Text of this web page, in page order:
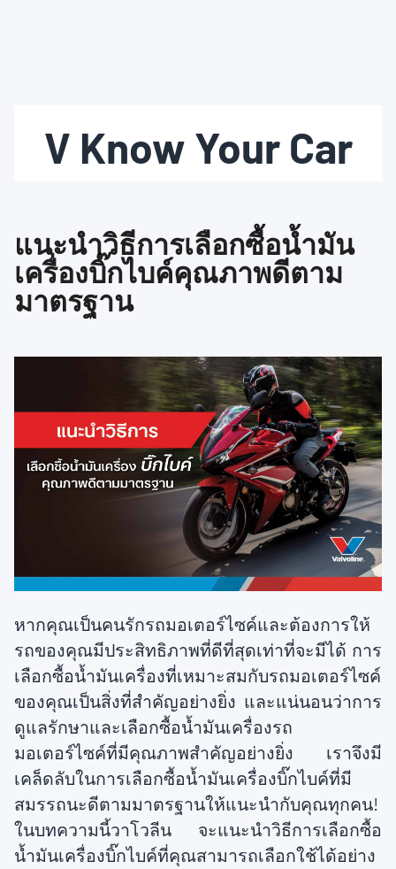
V Know Your Car
แนะนำวิธีการเลือกซื้อน้ำมัน
เครื่องบิ๊กไบค์คุณภาพดีตาม
มาตรฐาน
หากคุณเป็นคนรักรถมอเตอร์ไซค์และต้องการให้
รถของคุณมีประสิทธิภาพที่ดีที่สุดเท่าที่จะมีได้ การ
เลือกซื้อน้ำมันเครื่องที่เหมาะสมกับรถมอเตอร์ไซค์
ของคุณเป็นสิ่งที่สำคัญอย่างยิ่ง และแน่นอนว่าการ
ดูแลรักษาและเลือกซื้อน้ำมันเครื่องรถ
มอเตอร์ไซค์ที่มีคุณภาพสำคัญอย่างยิ่ง เราจึงมี
เคล็ดลับในการเลือกซื้อน้ำมันเครื่องบิ๊กไบค์ที่มี
สมรรถนะดีตามมาตรฐานให้แนะนำกับคุณทุกคน!
ในบทความนี้วาโวลีน จะแนะนำวิธีการเลือกซื้อ
น้ำมันเครื่องบิ๊กไบค์ที่คุณสามารถเลือกใช้ได้อย่าง